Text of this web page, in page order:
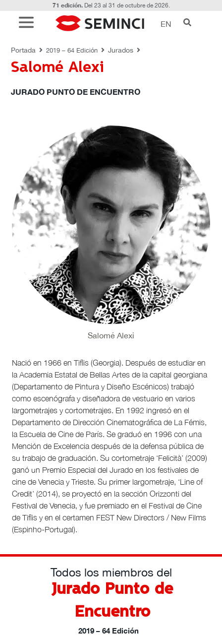
71 edición.Del 23 al 31 de octubre de 2026.
EN
Portada 2019 – 64 Edición Jurados
Salomé Alexi
JURADO PUNTO DE ENCUENTRO
Nació en 1966 en Tiflis (Georgia). Después de estudiar en
la Academia Estatal de Bellas Artes de la capital georgiana
(Departamento de Pintura y Diseño Escénicos) trabajó
como escenógrafa y diseñadora de vestuario en varios
largometrajes y cortometrajes. En 1992 ingresó en el
Departamento de Dirección Cinematográfica de La Fémis,
la Escuela de Cine de París. Se graduó en 1996 con una
Mención de Excelencia después de la defensa pública de
su trabajo de graduación. Su cortometraje ‘Felicità’ (2009)
ganó un Premio Especial del Jurado en los festivales de
cine de Venecia y Trieste. Su primer largometraje, ‘Line of
Credit’ (2014), se proyectó en la sección Orizzonti del
Festival de Venecia, y fue premiado en el Festival de Cine
de Tiflis y en el certamen FEST New Directors / New Films
(Espinho-Portugal).
Salomé Alexi
Todos los miembros del
Jurado Punto de
Encuentro
2019 – 64 Edición